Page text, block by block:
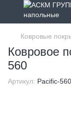
Ковровые
Ковровое
560
Артикул: Pacific-560